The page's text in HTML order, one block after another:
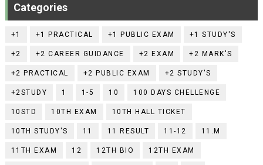
Categories
+1 +1 PRACTICAL +1 PUBLIC EXAM +1 STUDY'S
+2 +2 CAREER GUIDANCE +2 EXAM +2 MARK'S
+2 PRACTICAL +2 PUBLIC EXAM +2 STUDY'S
+2STUDY 1 1-5 10 100 DAYS CHELLENGE
10STD 10TH EXAM 10TH HALL TICKET
10TH STUDY'S 11 11 RESULT 11-12 11.M
11TH EXAM 12 12TH BIO 12TH EXAM